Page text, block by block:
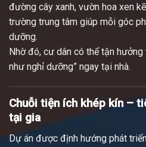
đường cây xanh, vườn hoa xen
trường trung tâm giúp mỗi góc
dưỡng.
Nhờ đó, cư dân có thể tận
như nghỉ dưỡng” ngay tại nhà.
Chuỗi tiện ích khép kín –
tại gia
Dự án được định hướng phát